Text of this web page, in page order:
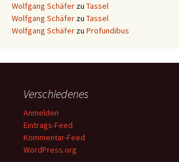
Wolfgang Schäfer zu Tassel
Wolfgang Schäfer zu Tassel
Wolfgang Schäfer zu Profundibus
Verschiedenes
Anmelden
Eintrags-Feed
Kommentar-Feed
WordPress.org